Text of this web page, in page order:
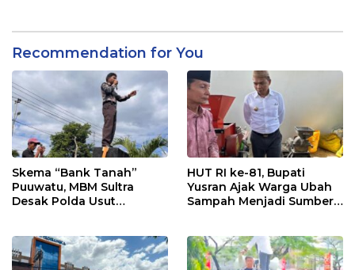
Recommendation for You
Skema “Bank Tanah”
Puuwatu, MBM Sultra
Desak Polda Usut
HUT RI ke-81, Bupati
Yusran Ajak Warga Ubah
Sampah Menjadi Sumber